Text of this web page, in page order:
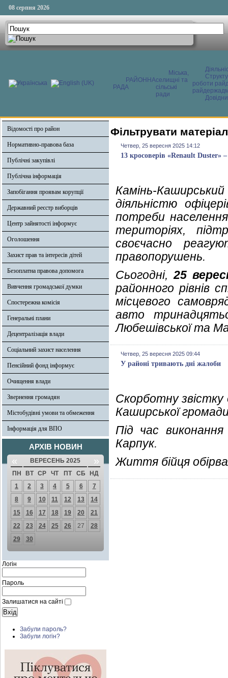
08 серпня 2026
РАЙОННА
РАДА
Міська,
селищні та
сільські
ради
роботи
Відомості про район
Нормативно-правова база
Публічні закупівлі
Публічна інформація
Запобігання проявам корупції
Державний реєстр виборців
Центр зайнятості інформує
Оголошення
Захист прав та інтересів дітей
Безоплатна правова допомога
Вивчення громадської думки
Спостережна комісія
Генеральні плани
Децентралізація влади
Соціальний захист населення
Пенсійний фонд інформує
Очищення влади
Звернення громадян
Містобудівні умови та обмеження
Інформація для ВПО
АРХІВ НОВИН
« ВЕРЕСЕНЬ 2025 »
ПН ВТ СР ЧТ ПТ СБ
НД
1
2 3 4 5 6
7
8
9 10 11 12 13
14
15
16 17 18 19 20
21
22
23 24 25 26 27
28
29
30
Логін
Пароль
Залишатися на сайті
Забули пароль?
Забули логін?
Фільтрувати
Четвер, 25 вересня 2025 14:12
13 кросоверів «Renault Duster»
Камінь-
діяльністю
потреби
територіях,
своєчасно
правопорушень.
Сьогодні, 25
районного рівнів
місцевого
авто
Любешівської та
Четвер, 25 вересня 2025 09:44
У районі тривають дні жалоби
Скорботну звістку
Каширської
Під час
Карпук.
Життя бійця